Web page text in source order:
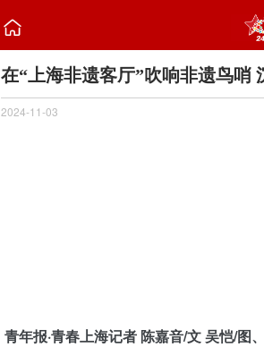

在“上海非遗客厅”吹响非遗鸟哨
2024-11-03
青年报·青春上海记者 陈嘉音/文 吴恺/图